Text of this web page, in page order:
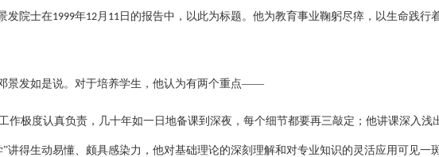
发院士在1999年12月 11 日的报告中，以此为标题。他为教育事业鞠躬尽瘁，以生命践行
景发如是说。对于培养学生，他认为有两个重点——
作极度认真负责，几十年如一日地备课到深夜，每个细节都要再三敲定；他讲课深入浅
”讲得生动易懂、颇具感染力，他对基础理论的深刻理解和对专业知识的灵活应用可见一